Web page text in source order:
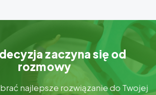
zaczyna się od
rozmowy
najlepsze rozwiązanie do Twojej